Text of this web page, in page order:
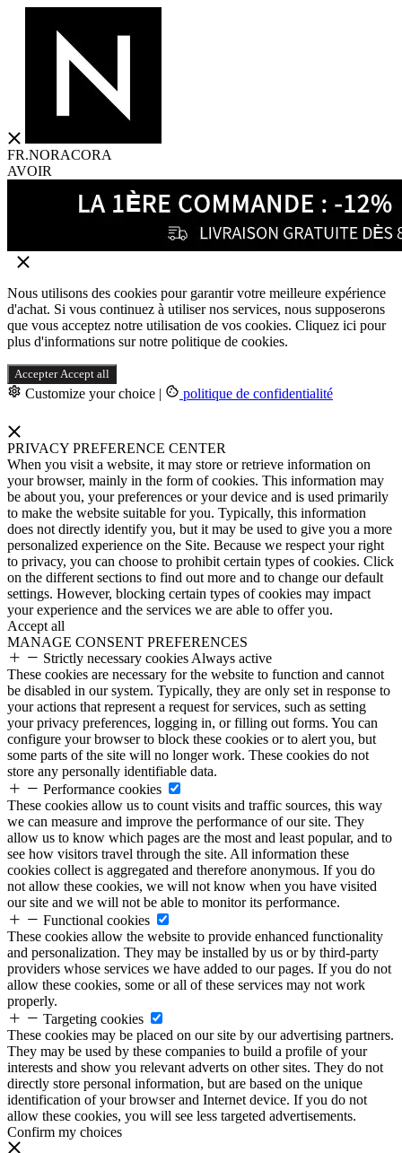
FR.NORACORA
AVOIR
Nous utilisons des cookies pour garantir votre meilleure expérience
d'achat. Si vous continuez à utiliser nos services, nous supposerons
que vous acceptez notre utilisation de vos cookies. Cliquez ici pour
plus d'informations sur notre politique de cookies.
Accepter Accept all
Customize your choice | politique de confidentialité
PRIVACY PREFERENCE CENTER
When you visit a website, it may store or retrieve information on
your browser, mainly in the form of cookies. This information may
be about you, your preferences or your device and is used primarily
to make the website suitable for you. Typically, this information
does not directly identify you, but it may be used to give you a more
personalized experience on the Site. Because we respect your right
to privacy, you can choose to prohibit certain types of cookies. Click
on the different sections to find out more and to change our default
settings. However, blocking certain types of cookies may impact
your experience and the services we are able to offer you.
Accept all
MANAGE CONSENT PREFERENCES
Strictly necessary cookies Always active
These cookies are necessary for the website to function and cannot
be disabled in our system. Typically, they are only set in response to
your actions that represent a request for services, such as setting
your privacy preferences, logging in, or filling out forms. You can
configure your browser to block these cookies or to alert you, but
some parts of the site will no longer work. These cookies do not
store any personally identifiable data.
Performance cookies
These cookies allow us to count visits and traffic sources, this way
we can measure and improve the performance of our site. They
allow us to know which pages are the most and least popular, and to
see how visitors travel through the site. All information these
cookies collect is aggregated and therefore anonymous. If you do
not allow these cookies, we will not know when you have visited
our site and we will not be able to monitor its performance.
Functional cookies
These cookies allow the website to provide enhanced functionality
and personalization. They may be installed by us or by third-party
providers whose services we have added to our pages. If you do not
allow these cookies, some or all of these services may not work
properly.
Targeting cookies
These cookies may be placed on our site by our advertising partners.
They may be used by these companies to build a profile of your
interests and show you relevant adverts on other sites. They do not
directly store personal information, but are based on the unique
identification of your browser and Internet device. If you do not
allow these cookies, you will see less targeted advertisements.
Confirm my choices